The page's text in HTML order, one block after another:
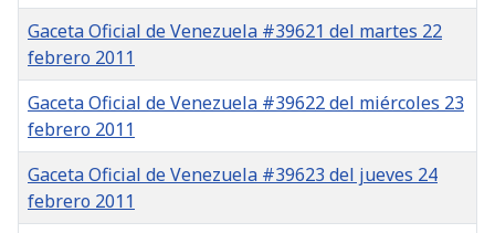
Gaceta Oficial de Venezuela #39621 del martes 22
febrero 2011
Gaceta Oficial de Venezuela #39622 del miércoles 23
febrero 2011
Gaceta Oficial de Venezuela #39623 del jueves 24
febrero 2011